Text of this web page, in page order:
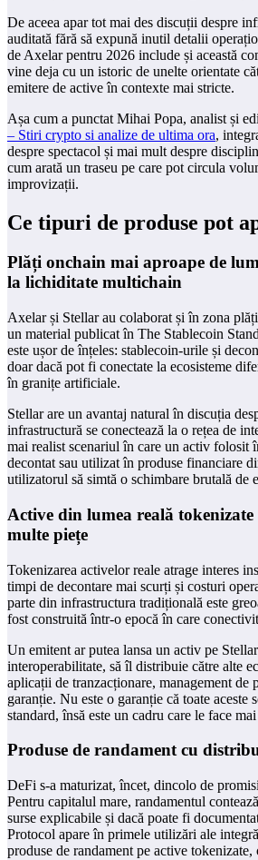
De aceea apar tot mai des discuții despre
auditată fără să expună inutil detalii
de Axelar pentru 2026 include și această
vine deja cu un istoric de unelte orientate
emitere de active în contexte mai stricte.
Așa cum a punctat Mihai Popa, analist și
– Stiri crypto si analize de ultima ora,
despre spectacol și mai mult despre
cum arată un traseu pe care pot circula
improvizații.
Ce tipuri de produse pot
Plăți onchain mai aproape de
la lichiditate multichain
Axelar și Stellar au colaborat și în zona
un material publicat în The Stablecoin
este ușor de înțeles: stablecoin-urile și
doar dacă pot fi conectate la ecosisteme
în granițe artificiale.
Stellar are un avantaj natural în discuția
infrastructură se conectează la o rețea de
mai realist scenariul în care un activ folosit
decontat sau utilizat în produse financiare
utilizatorul să simtă o schimbare brutală de
Active din lumea reală
multe piețe
Tokenizarea activelor reale atrage interes
timpi de decontare mai scurți și costuri
parte din infrastructura tradițională este
fost construită într-o epocă în care
Un emitent ar putea lansa un activ pe
interoperabilitate, să îl distribuie către alte
aplicații de tranzacționare, management de
garanție. Nu este o garanție că toate aceste
standard, însă este un cadru care le face
Produse de randament cu
DeFi s-a maturizat, încet, dincolo de
Pentru capitalul mare, randamentul
surse explicabile și dacă poate fi
Protocol apare în primele utilizări ale
produse de randament pe active tokenizate,